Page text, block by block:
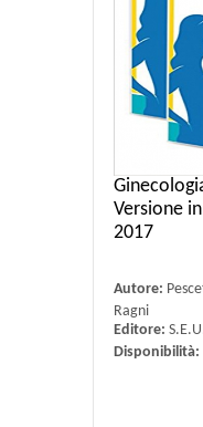
Versione
2017
Autore:
Ragni
Editore:
Disponibilità: